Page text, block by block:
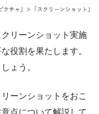
リーンショット実施
役割を果たします。
ょう。
ーンショットをおこ